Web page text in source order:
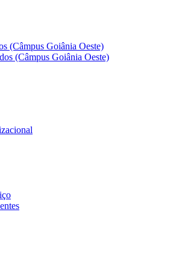
(Câmpus Goiânia Oeste)
(Câmpus Goiânia Oeste)